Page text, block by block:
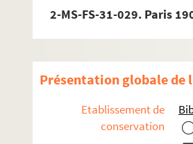
2-MS-FS-31-029. Paris
Présentation globale de
Etablissement de
conservation
Château-Bonheur
Café Society
Delacroix
Les reines mortes du